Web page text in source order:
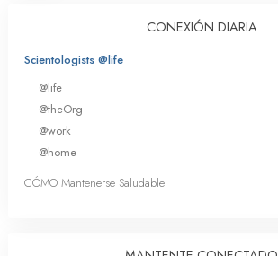
CONEXIÓN DIARIA
Scientologists @life
@life
@theOrg
@work
@home
CÓMO Mantenerse Saludable